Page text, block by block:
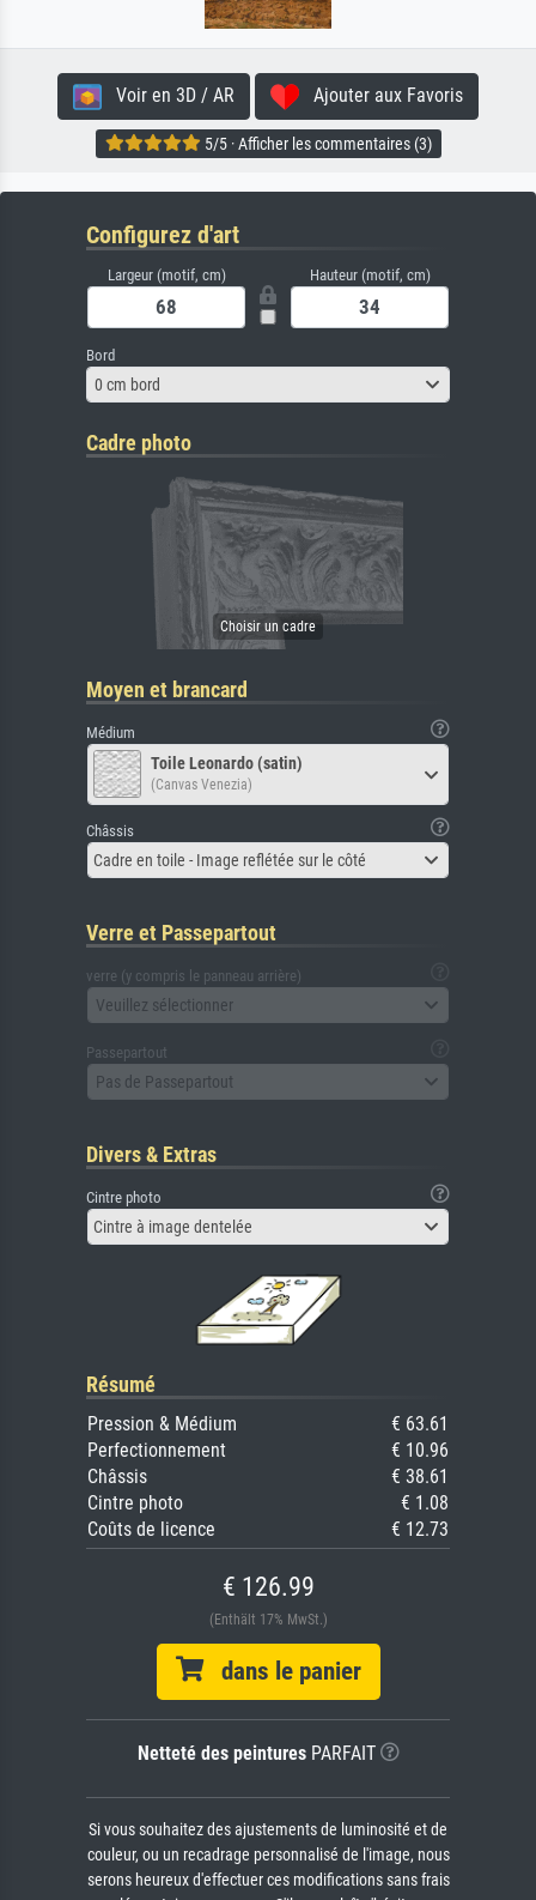
Voir en 3D / AR Ajouter aux Favoris
5/5 · Afficher les commentaires (3)
Configurez d'art
Largeur (motif, cm) Hauteur (motif, cm)
Bord
0 cm bord
Cadre photo
Moyen et brancard
Médium
Toile Leonardo (satin)
(Canvas Venezia)
Châssis
Cadre en toile - Image reflétée sur le côté
Verre et Passepartout
verre (y compris le panneau arrière)
Veuillez sélectionner
Passepartout
Pas de Passepartout
Divers & Extras
Cintre photo
Cintre à image dentelée
Résumé
Pression & Médium
€ 63.61
Perfectionnement
€ 10.96
Châssis
€ 38.61
Cintre photo
€ 1.08
Coûts de licence
€ 12.73
€ 126.99
(Enthält 17% MwSt.)
dans le panier
Netteté des peinturesPARFAIT
Si vous souhaitez des ajustements de luminosité et de
couleur, ou un recadrage personnalisé de l'image, nous
serons heureux d'effectuer ces modifications sans frais